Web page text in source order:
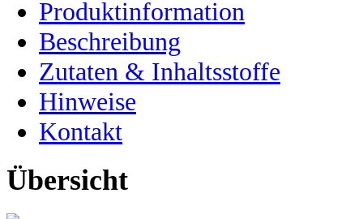
Produktinformation
Beschreibung
Zutaten & Inhaltsstoffe
Hinweise
Kontakt
Übersicht